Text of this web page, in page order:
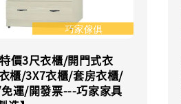
價3尺衣櫃/開門式衣
櫃/3X7衣櫃/套房衣櫃/
運/開發票---巧家家具